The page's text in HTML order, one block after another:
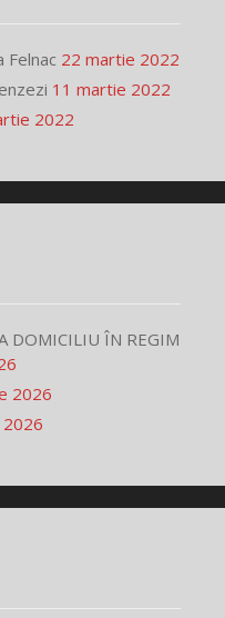
Felnac 22 martie 2022
11 martie 2022
2022
DOMICILIU ÎN REGIM
2026
2026